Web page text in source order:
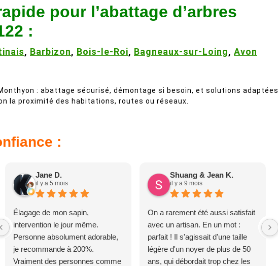
pour l’abattage d’arbres
:
, Barbizon, Bois-le-Roi, Bagneaux-sur-Loing, Avon
: abattage sécurisé, démontage si besoin, et solutions adaptées
la proximité des habitations, routes ou réseaux.
:
Jane D.
il y a 5 mois
Élagage de mon sapin,
intervention le jour même.
Personne absolument adorable,
je recommande à 200%.
Vraiment des personnes comme
Shuang & Jean K.
il y a 9 mois
On a rarement été aussi satisfait
avec un artisan. En un mot :
parfait ! Il s'agissait d'une taille
légère d'un noyer de plus de 50
ans, qui débordait trop chez les